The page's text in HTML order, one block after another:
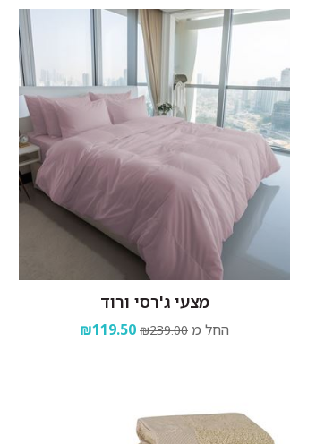
מצעי ג'רסי ורוד
החל מ ₪239.00
₪119.50